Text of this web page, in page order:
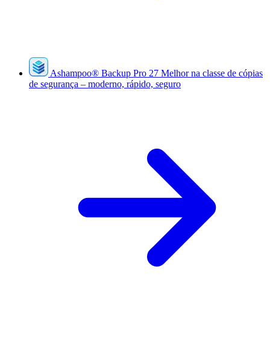
Ashampoo® Backup Pro 27 Melhor na classe de cópias
de segurança – moderno, rápido, seguro